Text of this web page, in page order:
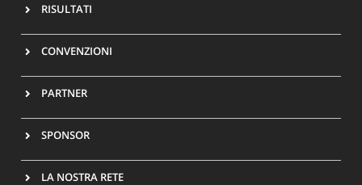
RISULTATI
CONVENZIONI
PARTNER
SPONSOR
LA NOSTRA RETE